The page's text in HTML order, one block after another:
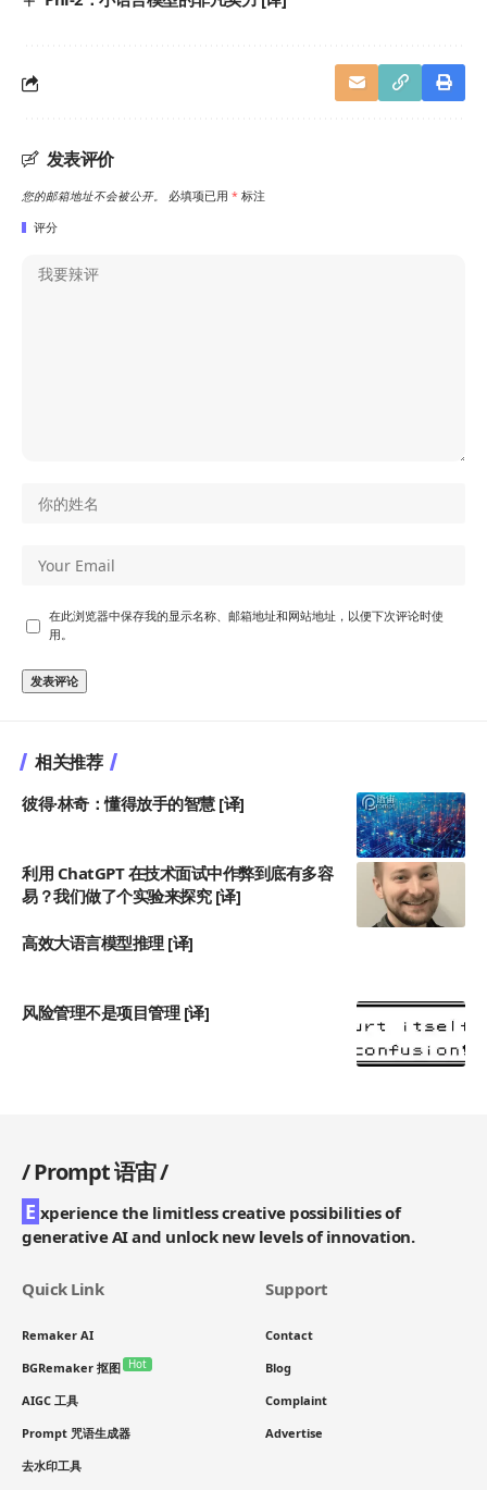
发表评价
您的邮箱地址不会被公开。 必填项已用 * 标注
评分
在此浏览器中保存我的显示名称、邮箱地址和网站地址，以便下次评论时使
用。
相关推荐
彼得·林奇：懂得放手的智慧 [译]
利用 ChatGPT 在技术面试中作弊到底有多容
易？我们做了个实验来探究 [译]
高效大语言模型推理 [译]
风险管理不是项目管理 [译]
/Prompt 语宙/
E xperience the limitless creative possibilities of
generative AI and unlock new levels of innovation.
Quick Link
Remaker AI
BGRemaker 抠图 Hot
AIGC 工具
Prompt 咒语生成器
去水印工具
Support
Contact
Blog
Complaint
Advertise